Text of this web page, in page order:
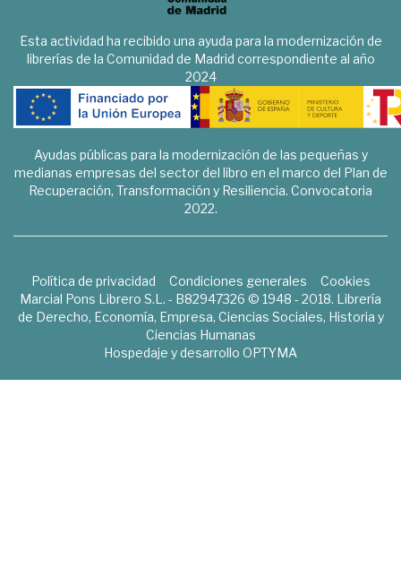
Esta actividad ha recibido una ayuda para la modernización de
librerías de la Comunidad de Madrid correspondiente al año
2024
Ayudas públicas para la modernización de las pequeñas y
medianas empresas del sector del libro en el marco del Plan de
Recuperación, Transformación y Resiliencia. Convocatoria
2022.
Política de privacidad Condiciones generales
Cookies
Marcial Pons Librero S.L. - B82947326 © 1948 - 2018. Librería
de Derecho, Economía, Empresa, Ciencias Sociales, Historia y
Ciencias Humanas
Hospedaje y desarrollo OPTYMA